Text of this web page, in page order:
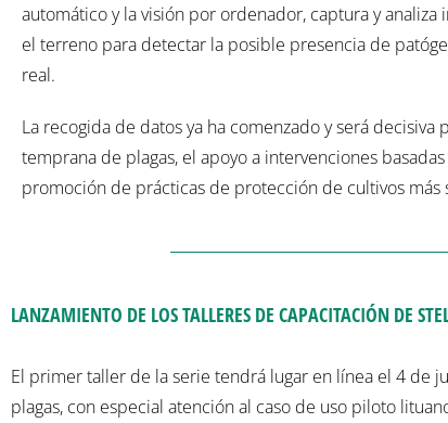
automático y la visión por ordenador, captura y analiza
el terreno para detectar la posible presencia de
real.
La recogida de datos ya ha comenzado y será decisiva
temprana de plagas, el apoyo a intervenciones
promoción de prácticas de protección de cultivos más
LANZAMIENTO DE LOS TALLERES DE CAPACITACIÓN DE
El primer taller de la serie tendrá lugar en línea el 4 de
plagas, con especial atención al caso de uso piloto